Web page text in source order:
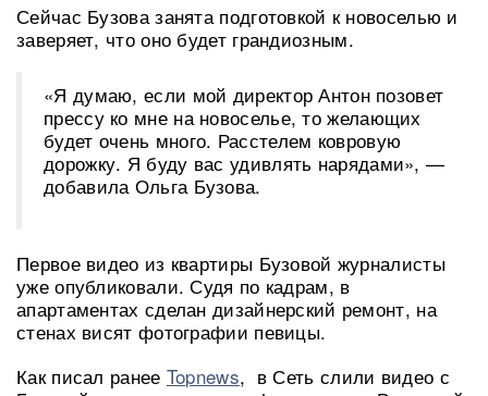
Сейчас Бузова занята подготовкой к новоселью и
заверяет, что оно будет грандиозным.
«Я думаю, если мой директор Антон позовет
прессу ко мне на новоселье, то желающих
будет очень много. Расстелем ковровую
дорожку. Я буду вас удивлять нарядами», —
добавила Ольга Бузова.
Первое видео из квартиры Бузовой журналисты
уже опубликовали. Судя по кадрам, в
апартаментах сделан дизайнерский ремонт, на
стенах висят фотографии певицы.
Как писал ранее Topnews, в Сеть слили видео с